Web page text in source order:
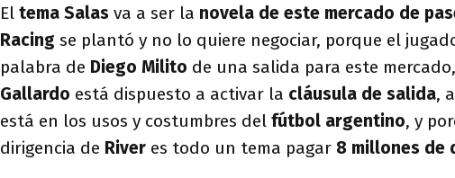
El tema Salas va a ser la novela de este mercado de
Racing se plantó y no lo quiere negociar, porque el
palabra de Diego Milito de una salida para este
Gallardo está dispuesto a activar la cláusula de salida,
está en los usos y costumbres del fútbol argentino, y
dirigencia de River es todo un tema pagar 8 millones de